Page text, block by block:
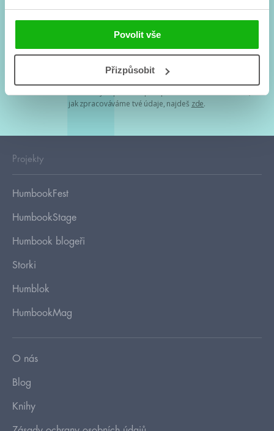
Povolit vše
Přizpůsobit
Souhlasím spodmínkami zpracování osobních údajů
Tvá e-mailová adresa je u nás v bezpečí. Přečti si
jak zpracováváme tvé údaje, najdeš zde.
Projekty
HumbookFest
HumbookStage
Humbook blogeři
Storki
Humblok
HumbookMag
O nás
Blog
Knihy